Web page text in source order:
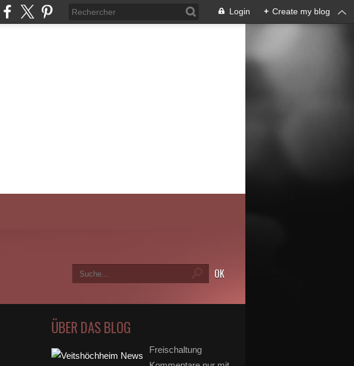
Login + Create my blog
ÜBER DAS BLOG
Freischaltung